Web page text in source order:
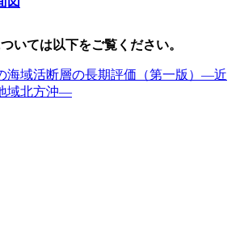
いては以下をご覧ください。
海域活断層の長期評価（第一版）―近
域北方沖―